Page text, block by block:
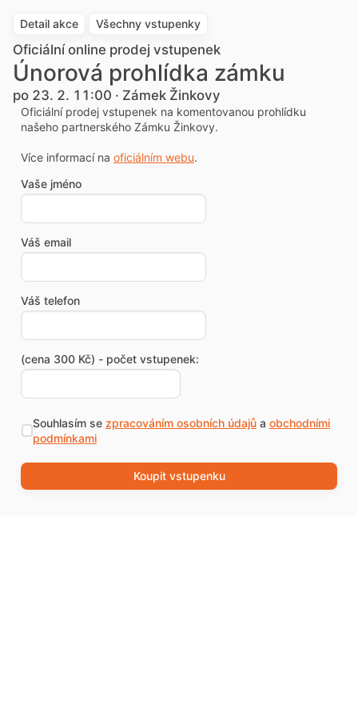
Detail akce Všechny vstupenky
Oficiální online prodej vstupenek
Únorová prohlídka zámku
po 23. 2. 11:00 · Zámek Žinkovy
Oficiální prodej vstupenek na komentovanou prohlídku
našeho partnerského Zámku Žinkovy.
Více informací na oficiálním webu.
Vaše jméno
Váš email
Váš telefon
(cena 300 Kč) - počet vstupenek:
Souhlasím se zpracováním osobních údajůa obchodními
podmínkami
Koupit vstupenku